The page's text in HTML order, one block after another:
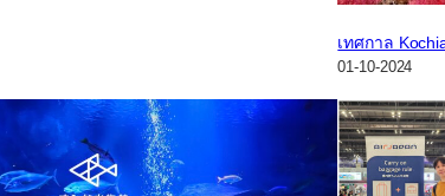
เทศกาล
01-10-2024